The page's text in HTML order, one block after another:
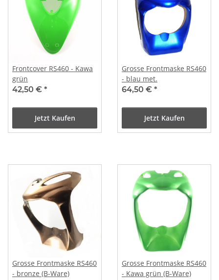
Frontcover RS460 - Kawa
grün
42,50 € *
Jetzt Kaufen
Grosse Frontmaske RS460
- blau met.
64,50 € *
Jetzt Kaufen
Grosse Frontmaske RS460
- bronze (B-Ware)
Grosse Frontmaske RS460
- Kawa grün (B-Ware)